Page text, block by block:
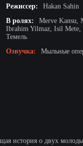
Режиссер:
Hakan Sahin
В ролях:
Merve Kansu,
Ibrahim Yilmaz, Isil
Темель
Озвучка:
Мыльные
история о двух